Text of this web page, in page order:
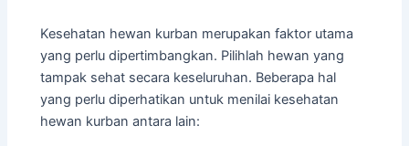
Kesehatan hewan kurban merupakan faktor utama
yang perlu dipertimbangkan. Pilihlah hewan yang
tampak sehat secara keseluruhan. Beberapa hal
yang perlu diperhatikan untuk menilai kesehatan
hewan kurban antara lain: